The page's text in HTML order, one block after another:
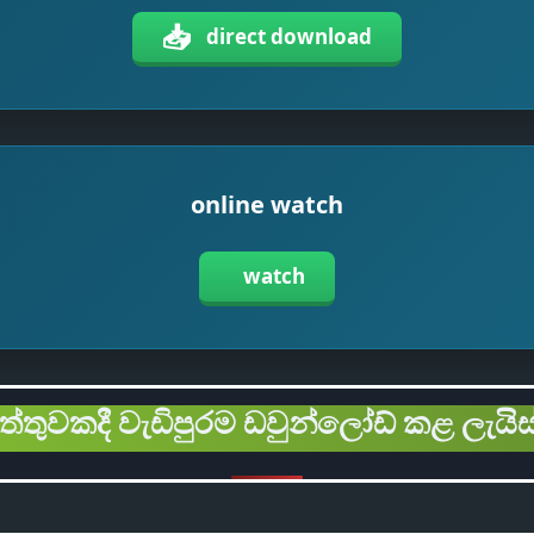
📥 direct download
online watch
watch
වැඩිපුරම ඩවුන්ලෝඩ් කළ